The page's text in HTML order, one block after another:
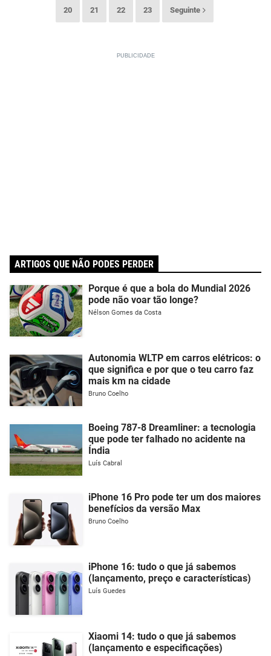
20 21 22 23 Seguinte
ARTIGOS QUE NÃO PODES PERDER
Porque é que a bola do Mundial 2026
pode não voar tão longe?
Nélson Gomes da Costa
Autonomia WLTP em carros elétricos: o
que significa e por que o teu carro faz
mais km na cidade
Bruno Coelho
Boeing 787-8 Dreamliner: a tecnologia
que pode ter falhado no acidente na
Índia
Luís Cabral
iPhone 16 Pro pode ter um dos maiores
benefícios da versão Max
Bruno Coelho
iPhone 16: tudo o que já sabemos
(lançamento, preço e características)
Luís Guedes
Xiaomi 14: tudo o que já sabemos
(lançamento e especificações)